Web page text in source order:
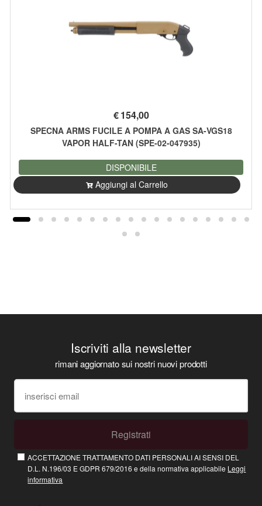
€154,00
SPECNA ARMS FUCILE A POMPA A GAS SA-VGS18
VAPOR HALF-TAN (SPE-02-047935)
DISPONIBILE
Aggiungi al Carrello
Iscriviti alla newsletter
rimani aggiornato sui nostri nuovi prodotti
Registrati
ACCETTAZIONE TRATTAMENTO DATI PERSONALI AI SENSI DEL
D.L. N.196/03 E GDPR 679/2016 e della normativa applicabile Leggi
informativa